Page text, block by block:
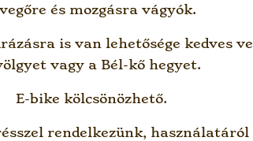
és mozgásra vágyók.
is van lehetősége kedves
vagy a Bél-kő hegyet.
E-bike kölcsönözhető.
rendelkezünk, használatáról